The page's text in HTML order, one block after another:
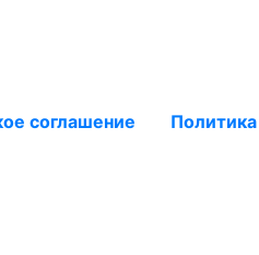
соглашение